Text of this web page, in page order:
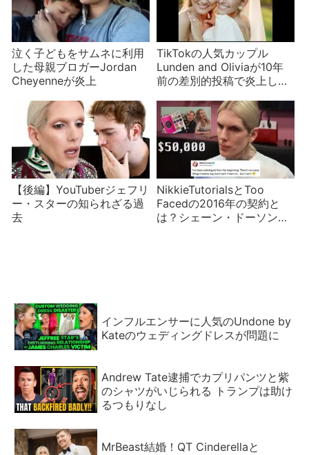
泣く子どもをサムネに利用
した母親ブロガーJordan
Cheyenneが炎上
TikTokの人気カップル
Lunden and Oliviaが10年
前の差別的投稿で炎上しハ
まれる
【後編】YouTuberジェフリ
ー・スターの知られざる過
去
NikkieTutorialsとToo
Facedの2016年の契約と
は？シェーン・ドーソンの
インフルエンサーに人気のUndone by
Kateのウェディングドレスが問題に
Andrew Tate逮捕でカプリパンツと紫
のシャツがいじられる トランプは助け
るつもりなし
MrBeast結婚！QT Cinderellaと